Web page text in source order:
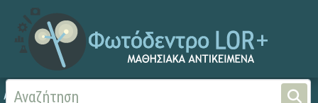
Αρχική